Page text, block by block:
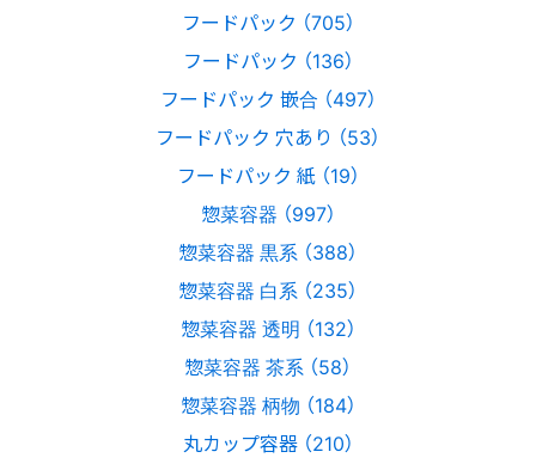
フードパック （705）
フードパック （136）
フードパック 嵌合 （497）
フードパック 穴あり （53）
フードパック 紙 （19）
惣菜容器 （997）
惣菜容器 黒系 （388）
惣菜容器 白系 （235）
惣菜容器 透明 （132）
惣菜容器 茶系 （58）
惣菜容器 柄物 （184）
丸カップ容器 （210）